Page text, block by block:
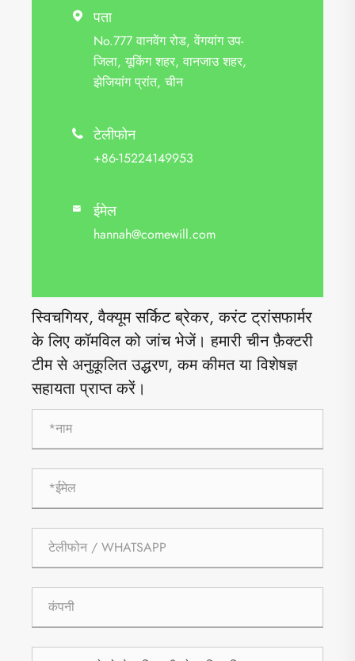
 पता
No.777 वानवेंग रोड, वेंगयांग उप-
जिला, यूकिंग शहर, वानजाउ शहर,
झेजियांग प्रांत, चीन
 टेलीफोन
+86-15224149953
 ईमेल
hannah@comewill.com
स्विचगियर, वैक्यूम सर्किट ब्रेकर, करंट ट्रांसफार्मर
के लिए कॉमविल को जांच भेजें। हमारी चीन फ़ैक्टरी
टीम से अनुकूलित उद्धरण, कम कीमत या विशेषज्ञ
सहायता प्राप्त करें।